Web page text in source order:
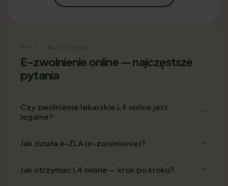
E-ZLA — JAK TO DZIAŁA
E-zwolnienie online — najczęstsze
pytania
Czy zwolnienie lekarskie L4 online jest
legalne?
Jak działa e-ZLA (e-zwolnienie)?
Jak otrzymać L4 online — krok po kroku?